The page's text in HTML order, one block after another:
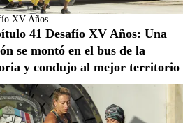
XV Años
41 Desafío XV Años: Una
se montó en el bus de la
y condujo al mejor territorio